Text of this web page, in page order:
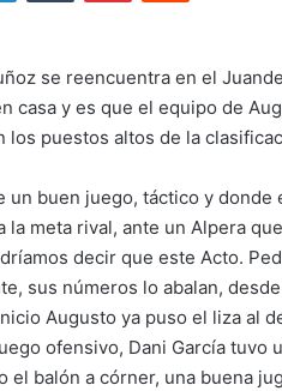
se reencuentra en el
casa y es que el equipo de
los puestos altos de la
un buen juego, táctico y
la meta rival, ante un Alpera
decir que este Acto.
sus números lo abalan,
Augusto ya puso el liza al
ofensivo, Dani García tuvo
el balón a córner, una buena